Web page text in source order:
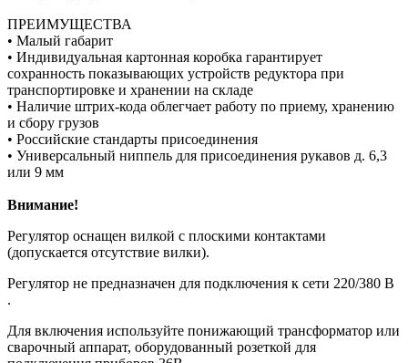
ПРЕИМУЩЕСТВА
• Малый габарит
• Индивидуальная картонная коробка гарантирует
сохранность показывающих устройств редуктора при
транспортировке и хранении на складе
• Наличие штрих-кода облегчает работу по приему, хранению
и сбору грузов
• Российские стандарты присоединения
• Универсальный ниппель для присоединения рукавов д. 6,3
или 9 мм
Внимание!
Регулятор оснащен вилкой с плоскими контактами
(допускается отсутствие вилки).
Регулятор не предназначен для подключения к сети 220/380 В
.
Для включения используйте понижающий трансформатор или
сварочный аппарат, оборудованный розеткой для